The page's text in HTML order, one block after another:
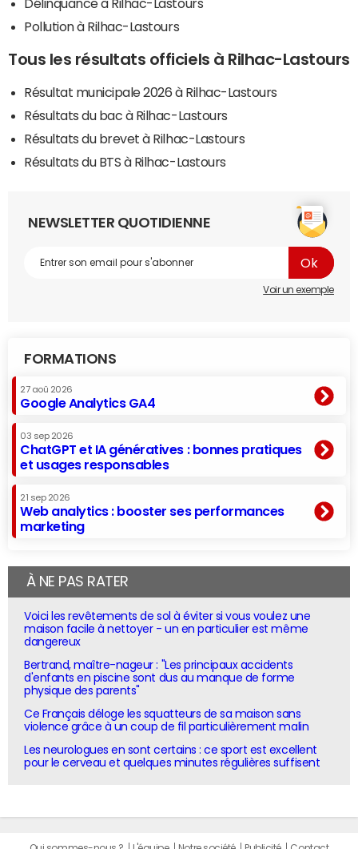
Délinquance à Rilhac-Lastours
Pollution à Rilhac-Lastours
Tous les résultats officiels à Rilhac-Lastours
Résultat municipale 2026 à Rilhac-Lastours
Résultats du bac à Rilhac-Lastours
Résultats du brevet à Rilhac-Lastours
Résultats du BTS à Rilhac-Lastours
NEWSLETTER QUOTIDIENNE
Voir un exemple
FORMATIONS
27 aoû 2026
Google Analytics GA4
03 sep 2026
ChatGPT et IA génératives : bonnes pratiques
et usages responsables
21 sep 2026
Web analytics : booster ses performances
marketing
À NE PAS RATER
Voici les revêtements de sol à éviter si vous voulez une
maison facile à nettoyer - un en particulier est même
dangereux
Bertrand, maître-nageur : "Les principaux accidents
d'enfants en piscine sont dus au manque de forme
physique des parents"
Ce Français déloge les squatteurs de sa maison sans
violence grâce à un coup de fil particulièrement malin
Les neurologues en sont certains : ce sport est excellent
pour le cerveau et quelques minutes régulières suffisent